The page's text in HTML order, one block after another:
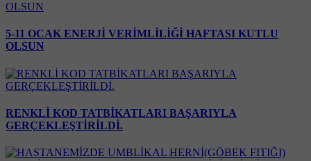
5-11 OCAK ENERJİ VERİMLİLİĞİ HAFTASI KUTLU
OLSUN
RENKLİ KOD TATBİKATLARI BAŞARIYLA
GERÇEKLEŞTİRİLDİ.